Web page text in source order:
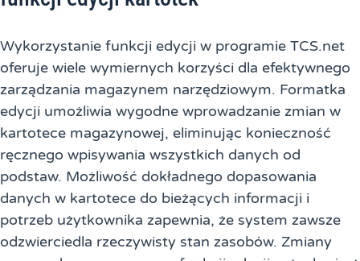
Wykorzystanie funkcji edycji w programie TCS.net
oferuje wiele wymiernych korzyści dla efektywnego
zarządzania magazynem narzędziowym. Formatka
edycji umożliwia wygodne wprowadzanie zmian w
kartotece magazynowej, eliminując konieczność
ręcznego wpisywania wszystkich danych od
podstaw. Możliwość dokładnego dopasowania
danych w kartotece do bieżących informacji i
potrzeb użytkownika zapewnia, że system zawsze
odzwierciedla rzeczywisty stan zasobów. Zmiany